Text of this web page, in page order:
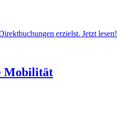
erzielst. Jetzt lesen!
Mobilität